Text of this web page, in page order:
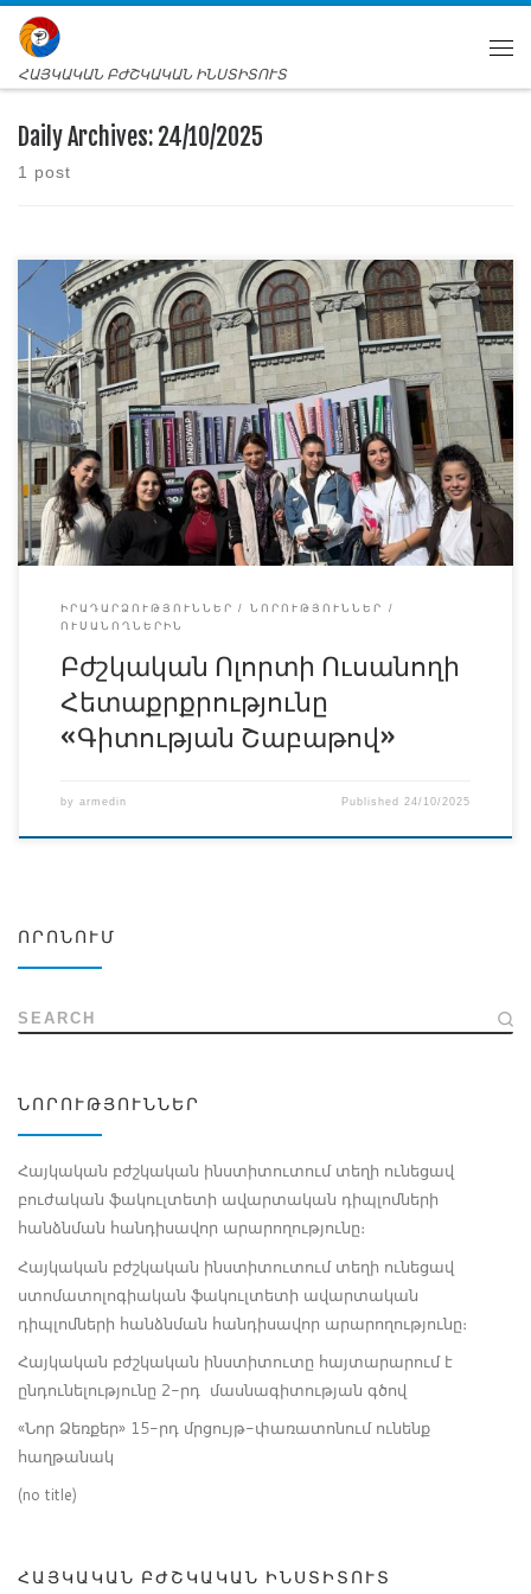
ՀԱՅԿԱԿԱՆ ԲԺՇԿԱԿԱՆ ԻՆՍՏԻՏՈՒՏ
Daily Archives: 24/10/2025
1 post
Թեև «Գիտության շաբաթ․ Հայաստան 2025» փառատոնի
հիմնական թեմաները (սեպտեմբերի 30-ից հոկտեմբերի
5-ը) ընդհանուր գիտություն, տեխնոլոգիա և
ճարտարագիտությունն էին, Հայկական բժշկական
ինստիտուտի Բժշկական ֆիզիկա առարկայի դասախոս
Ն.Աթոյանի ուղղեկցությամբ իրենց մասնակցությունը
ունեցան բուժական և ստոմատոլոգիական
ֆակուլտետների 1-ին
կուրսի ուսանողները, փառատոնում գտան մի շարք
ուղղություններ, որոնք անմիջականորեն կապված էին
իրենց մասնագիտության հետ։ Բժշկական
ոլորտում Գիտնական-Բժիշկների (Physician-
Scientists) պահանջարկն անգնահատելի է։ Այս օրերն
ուղղված էին ուսանողներին ցույց տալու, որ […]
ԻՐԱԴԱՐՁՈՒԹՅՈՒՆՆԵՐ
ՆՈՐՈՒԹՅՈՒՆՆԵՐ
ՈՒՍԱՆՈՂՆԵՐԻՆ
Բժշկական Ոլորտի Ուսանողի
Հետաքրքրությունը
«Գիտության Շաբաթով»
by armedin Published24/10/2025
ՈՐՈՆՈՒՄ
SEARCH
ՆՈՐՈՒԹՅՈՒՆՆԵՐ
Հայկական բժշկական ինստիտուտում տեղի ունեցավ
բուժական ֆակուլտետի ավարտական դիպլոմների
հանձնման հանդիսավոր արարողությունը։
Հայկական բժշկական ինստիտուտում տեղի ունեցավ
ստոմատոլոգիական ֆակուլտետի ավարտական
դիպլոմների հանձնման հանդիսավոր արարողությունը։
Հայկական բժշկական ինստիտուտը հայտարարում է
ընդունելությունը 2-րդ մասնագիտության գծով
«Նոր Ձեռքեր» 15-րդ մրցույթ-փառատոնում ունենք
հաղթանակ
(no title)
ՀԱՅԿԱԿԱՆ ԲԺՇԿԱԿԱՆ ԻՆՍՏԻՏՈՒՏ